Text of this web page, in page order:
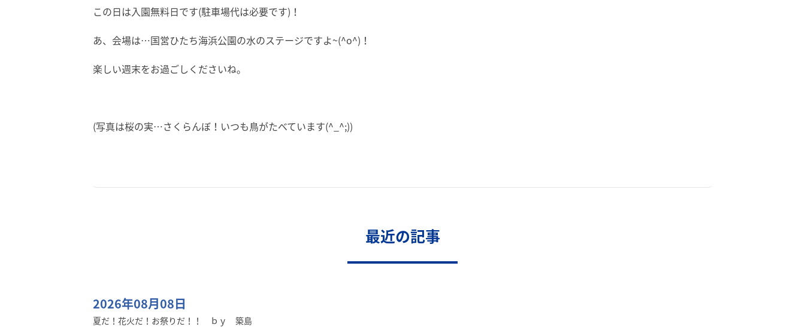
この日は入園無料日です(駐車場代は必要です)！
あ、会場は…国営ひたち海浜公園の水のステージですよ~(^o^)！
楽しい週末をお過ごしくださいね。
(写真は桜の実…さくらんぼ！いつも鳥がたべています(^_^;))
最近の記事
2026年08月08日
夏だ！花火だ！お祭りだ！！ ｂｙ 築島